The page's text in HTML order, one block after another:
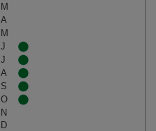
M
A
M
J
J
A
S
O
N
D